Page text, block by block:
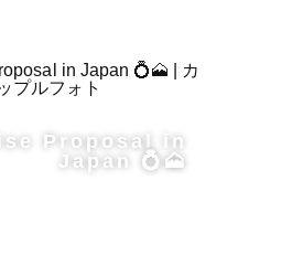
Proposal in
Japan 💍🗻